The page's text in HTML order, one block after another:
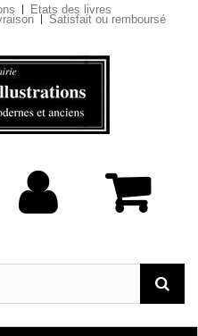
Etats des livres
Satisfait ou remboursé